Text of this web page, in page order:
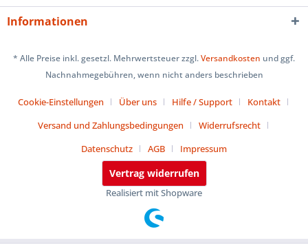
Informationen
* Alle Preise inkl. gesetzl. Mehrwertsteuer zzgl.Versandkosten und ggf.
Nachnahmegebühren, wenn nicht anders beschrieben
Cookie-Einstellungen Über uns Hilfe / Support
Kontakt
Versand und Zahlungsbedingungen
Widerrufsrecht
Datenschutz
AGB Impressum
Vertrag widerrufen
Realisiert mit Shopware